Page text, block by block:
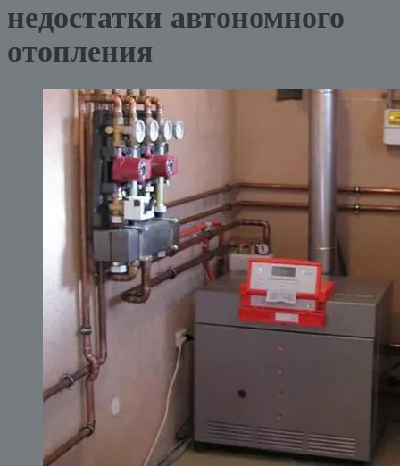
недостатки автономного
отопления